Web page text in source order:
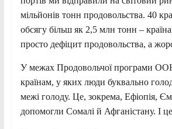
мільйонів тонн продовольства. 40
обсягу більш як 2,5 млн тонн –
просто дефіцит продовольства, а
У межах Продовольчої програми
країнам, у яких люди буквально
межі голоду. Це, зокрема, Ефіопія,
допомогли Сомалі й Афганістану. І